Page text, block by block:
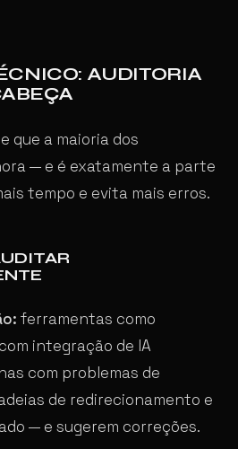
AUDITORIA
que a maioria dos
— e é exatamente a parte
tempo e evita mais erros.
ferramentas como
integração de IA
com problemas de
de redirecionamento e
— e sugerem correções.